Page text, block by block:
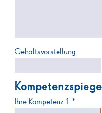
Gehaltsvorstellung
Kompetenzspiegel
Ihre Kompetenz 1 *